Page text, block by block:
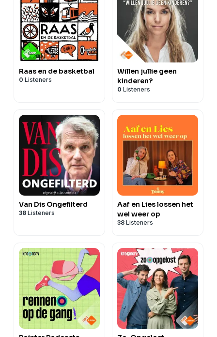
Raas en de basketbal
0 Listeners
Willen jullie geen
kinderen?
0 Listeners
Van Dis Ongefilterd
38 Listeners
Aaf en Lies lossen het
wel weer op
38 Listeners